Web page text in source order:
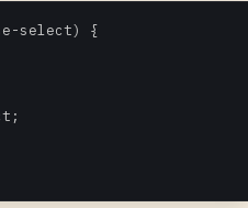
select) {